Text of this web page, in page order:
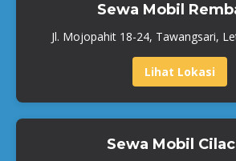
Sewa Mobil
Jl. Mojopahit 18-24, Tawangsari,
Lihat Lokasi
Sewa Mobil